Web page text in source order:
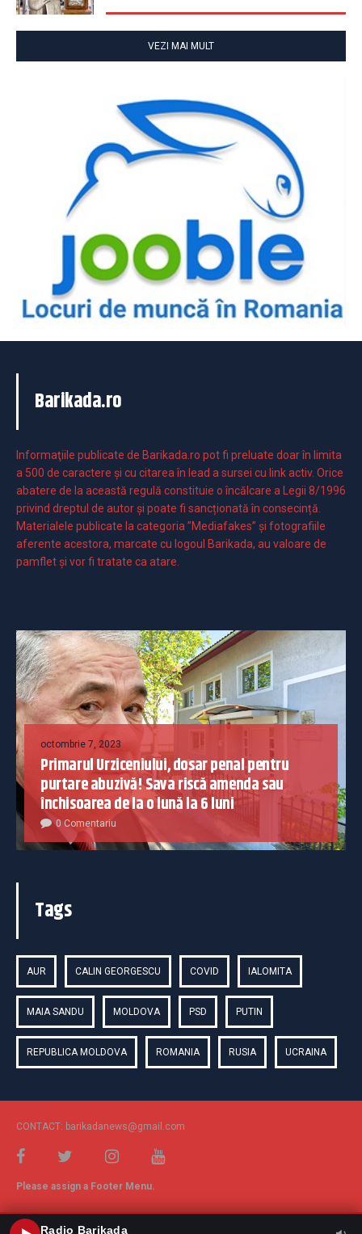
VEZI MAI MULT
Barikada.ro
Informaţiile publicate de Barikada.ro pot fi preluate doar în limita
a 500 de caractere şi cu citarea în lead a sursei cu link activ. Orice
abatere de la această regulă constituie o încălcare a Legii 8/1996
privind dreptul de autor și poate fi sancționată în consecință.
Materialele publicate la categoria ”Mediafakes” și fotografiile
aferente acestora, marcate cu logoul Barikada, au valoare de
pamflet și vor fi tratate ca atare.
octombrie 7, 2023
Primarul Urziceniului, dosar penal pentru
purtare abuzivă! Sava riscă amenda sau
închisoarea de la o lună la 6 luni
0 Comentariu
Tags
AUR CALIN GEORGESCU COVID IALOMITA
MAIA SANDU MOLDOVA PSD PUTIN
REPUBLICA MOLDOVA ROMANIA RUSIA UCRAINA
CONTACT: barikadanews@gmail.com
Please assign a Footer Menu.
Radio Barikada